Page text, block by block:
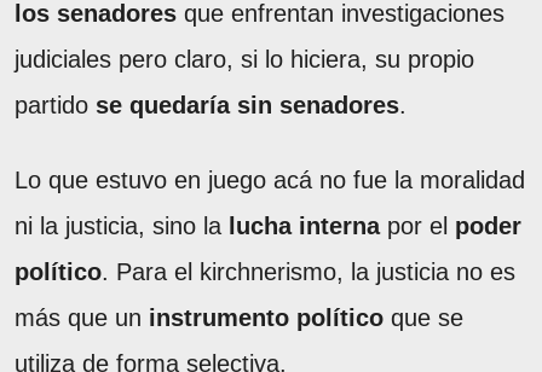
los senadores que enfrentan investigaciones
judiciales pero claro, si lo hiciera, su propio
partido se quedaría sin senadores.
Lo que estuvo en juego acá no fue la moralidad
ni la justicia, sino la lucha internapor el poder
político. Para el kirchnerismo, la justicia no es
más que un instrumento político que se
utiliza de forma selectiva.